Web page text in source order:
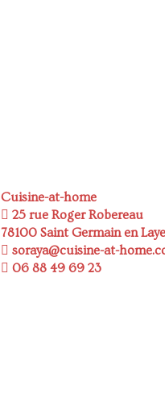
Cuisine-at-home
25 rue Roger Robereau
78100 Saint Germain en Laye
soraya@cuisine-at-
06 88 49 69 23